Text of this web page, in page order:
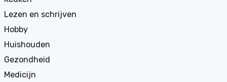
Lezen en schrijven
Hobby
Huishouden
Gezondheid
Medicijn